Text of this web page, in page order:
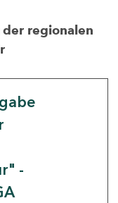
regionalen
-